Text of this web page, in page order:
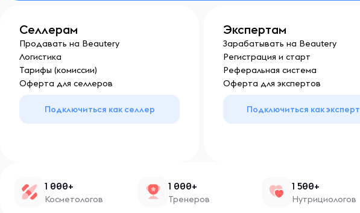
Селлерам
Продавать на Beautery
Логистика
Тарифы (комиссии)
Оферта для селлеров
Подключиться как селлер
Экспертам
Зарабатывать на Beautery
Регистрация и старт
Реферальная система
Оферта для экспертов
Подключиться как эксперт
1 000+
Косметологов
1 000+
Тренеров
1 500+
Нутрициологов